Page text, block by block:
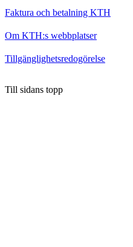
Faktura och betalning KTH
Om KTH:s webbplatser
Tillgänglighetsredogörelse
Till sidans topp